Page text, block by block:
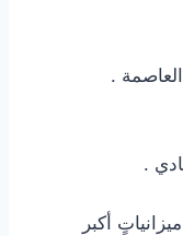
.
.
أكبر